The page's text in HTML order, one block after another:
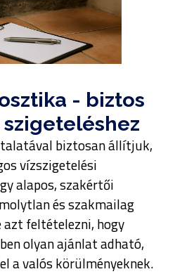
- biztos
biztosan állítjuk,
vízszigetelési
alapos, szakértői
és szakmailag
azt feltételezni, hogy
olyan ajánlat adható,
a valós körülményeknek.